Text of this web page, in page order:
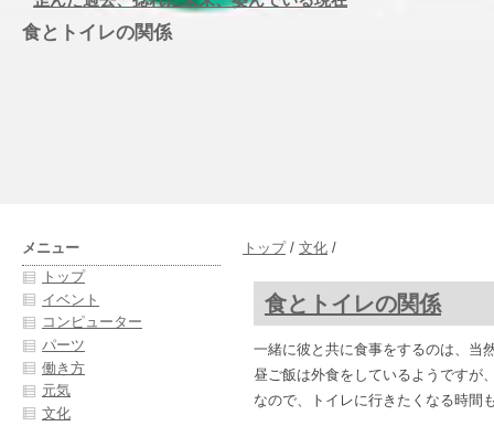
食とトイレの関係
トップ/ 文化 /
食とトイレの関係
一緒に彼と共に食事をするのは、当
昼ご飯は外食をしているようですが
なので、トイレに行きたくなる時間
メニュー
トップ
イベント
コンピューター
パーツ
働き方
元気
文化